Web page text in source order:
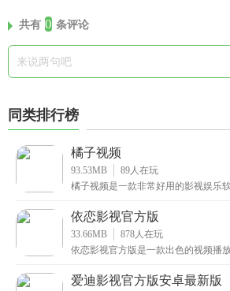
共有 0 条评论
同类排行榜
橘子视频
93.53MB 89 人在玩
橘子视频是一款非常好用的影视娱乐
依恋影视官方版
33.66MB 878 人在玩
依恋影视官方版是一款出色的视频播
获得
爱迪影视官方版安卓最新版